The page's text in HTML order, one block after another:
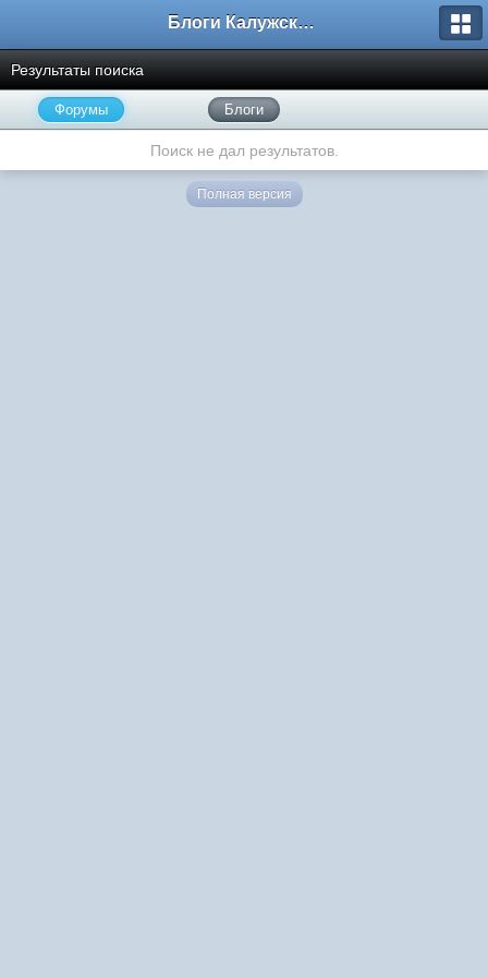
Блоги Калужского перекрестка
Результаты поиска
Форумы Блоги
Поиск не дал результатов.
Полная версия